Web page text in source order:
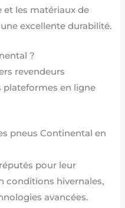
les matériaux de
excellente durabilité.
?
revendeurs
plateformes en ligne
pneus Continental en
pour leur
conditions hivernales,
avancées.